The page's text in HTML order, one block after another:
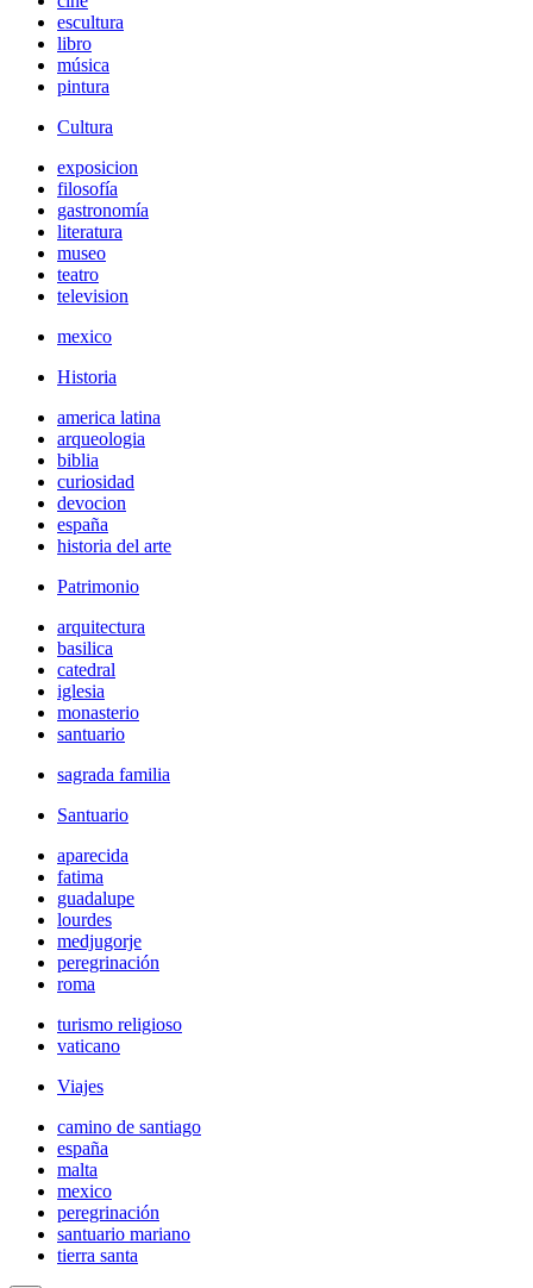
escultura
libro
música
pintura
Cultura
exposicion
filosofía
gastronomía
literatura
museo
teatro
television
mexico
Historia
america latina
arqueologia
biblia
curiosidad
devocion
españa
historia del arte
Patrimonio
arquitectura
basilica
catedral
iglesia
monasterio
santuario
sagrada familia
Santuario
aparecida
fatima
guadalupe
lourdes
medjugorje
peregrinación
roma
turismo religioso
vaticano
Viajes
camino de santiago
españa
malta
mexico
peregrinación
santuario mariano
tierra santa